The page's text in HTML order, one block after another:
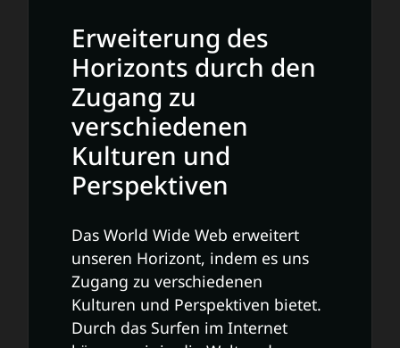
Erweiterung des
Horizonts durch den
Zugang zu
verschiedenen
Kulturen und
Perspektiven
Das World Wide Web erweitert
unseren Horizont, indem es uns
Zugang zu verschiedenen
Kulturen und Perspektiven bietet.
Durch das Surfen im Internet